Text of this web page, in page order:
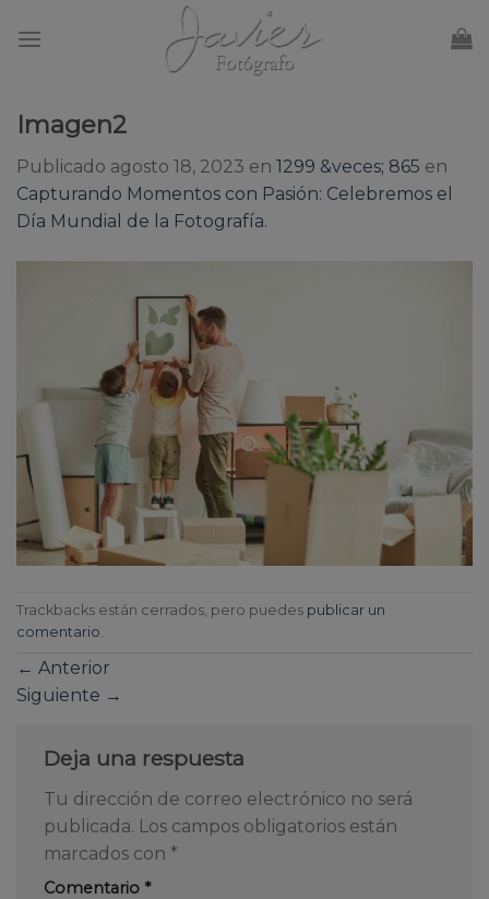
Imagen2
Publicado agosto 18, 2023 en 1299 &veces; 865 en
Capturando Momentos con Pasión: Celebremos el
Día Mundial de la Fotografía.
Trackbacks están cerrados, pero puedes publicar un
comentario.
← Anterior
Siguiente →
Deja una respuesta
Tu dirección de correo electrónico no será
publicada. Los campos obligatorios están
marcados con *
Comentario *